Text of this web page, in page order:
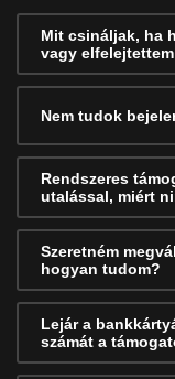
Mit csináljak, ha
vagy
Nem tudok
Rendszeres
utalással, miért
Szeretném
hogyan tudom?
Lejár a
számát a